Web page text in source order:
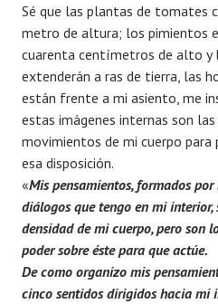
Sé que las plantas de tomates
metro de altura; los pimientos
cuarenta centímetros de alto y
extenderán a ras de tierra, las
están frente a mi asiento, me
estas imágenes internas son
movimientos de mi cuerpo
esa disposición.
«Mis pensamientos, formados
diálogos que tengo en mi interior,
densidad de mi cuerpo, pero son
poder sobre éste para que actúe.
De como organizo mis
cinco sentidos dirigidos hacia mi